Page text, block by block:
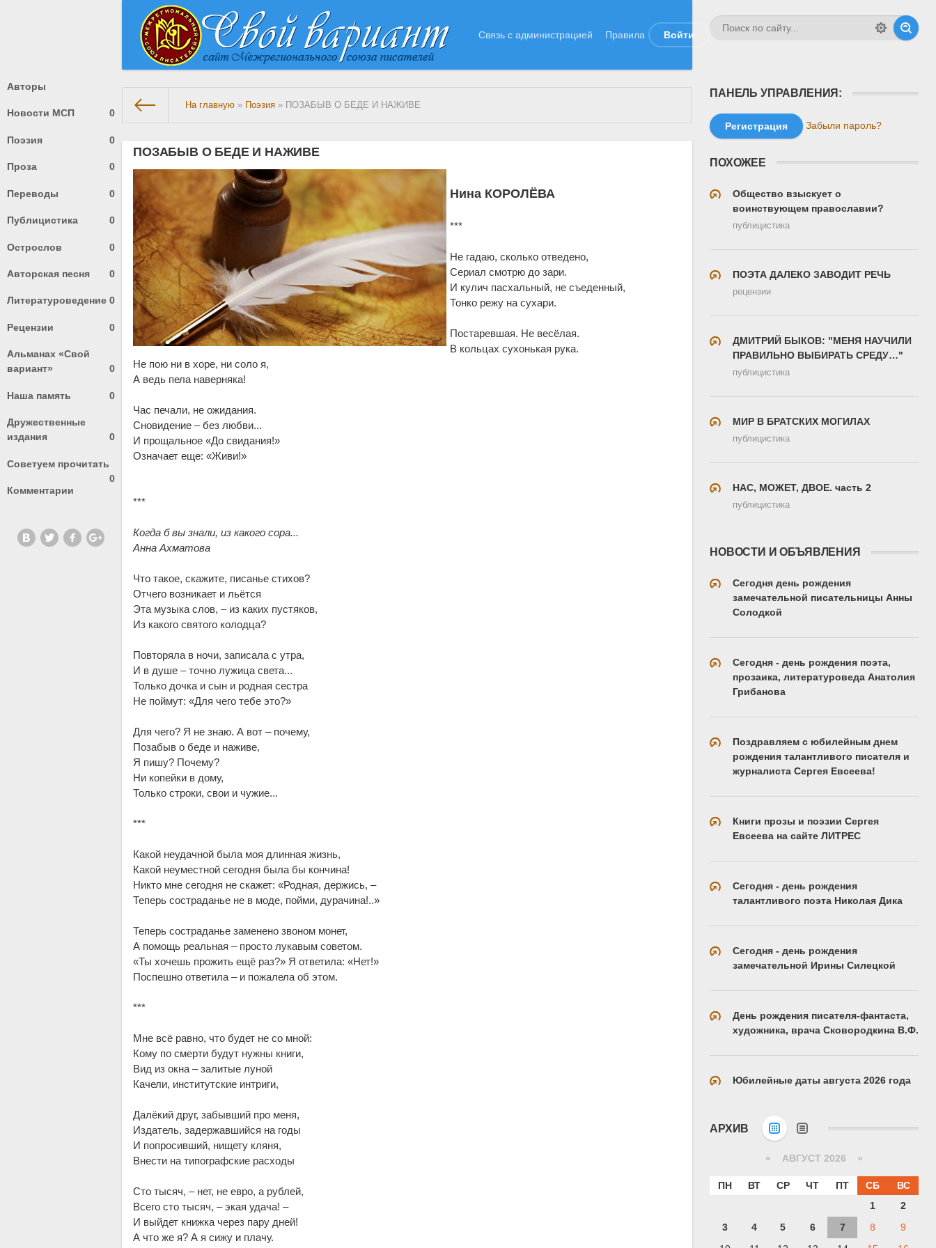
Связь с администрацией Правила Войти
Авторы
Новости МСП 0
Поэзия 0
Проза 0
Переводы 0
Публицистика 0
Острослов 0
Авторская песня 0
Литературоведение 0
Рецензии 0
Альманах «Свой
вариант»
0
Наша память 0
Дружественные
издания
0
Советуем прочитать
0
Комментарии
На главную » Поэзия » ПОЗАБЫВ О БЕДЕ И НАЖИВЕ
ПОЗАБЫВ О БЕДЕ И НАЖИВЕ
Нина КОРОЛЁВА
***
Не га­даю, сколь­ко от­ве­де­но,
Се­ри­ал смо­т­рю до за­ри.
И ку­лич па­с­халь­ный, не съе­ден­ный,
Тон­ко ре­жу на су­ха­ри.
По­ста­рев­шая. Не ве­сё­лая.
В коль­цах су­хонь­кая ру­ка.
Не пою ни в хо­ре, ни со­ло я,
А ведь пе­ла на­вер­ня­ка!
Час пе­ча­ли, не ожи­да­ния.
Сно­ви­де­ние – без люб­ви...
И про­щаль­ное «До сви­да­ния!»
Оз­на­ча­ет еще: «Жи­ви!»
***
Ког­да б вы зна­ли, из ка­ко­го со­ра...
Ан­на Ах­ма­то­ва
Что та­кое, ска­жи­те, пи­са­нье сти­хов?
От­че­го воз­ни­ка­ет и льёт­ся
Эта му­зы­ка слов, – из ка­ких пу­с­тя­ков,
Из ка­ко­го свя­то­го ко­лод­ца?
По­вто­ря­ла в но­чи, за­пи­са­ла с ут­ра,
И в ду­ше – точ­но лу­жи­ца све­та...
Толь­ко доч­ка и сын и род­ная се­с­т­ра
Не пой­мут: «Для че­го те­бе это?»
Для че­го? Я не знаю. А вот – по­че­му,
По­за­быв о бе­де и на­жи­ве,
Я пи­шу? По­че­му?
Ни ко­пей­ки в до­му,
Толь­ко стро­ки, свои и чу­жие...
***
Ка­кой не­удач­ной бы­ла моя длин­ная жизнь,
Ка­кой не­уме­ст­ной се­го­дня бы­ла бы кон­чи­на!
Ни­кто мне се­го­дня не ска­жет: «Род­ная, дер­жись, –
Те­перь со­ст­ра­да­нье не в мо­де, пой­ми, ду­ра­чи­на!..»
Те­перь со­ст­ра­да­нье за­ме­не­но зво­ном мо­нет,
А по­мощь ре­аль­ная – про­сто лу­ка­вым со­ве­том.
«Ты хо­чешь про­жить ещё раз?» Я от­ве­ти­ла: «Нет!»
По­спеш­но от­ве­ти­ла – и по­жа­ле­ла об этом.
***
Мне всё рав­но, что бу­дет не со мной:
Ко­му по смер­ти бу­дут нуж­ны кни­ги,
Вид из ок­на – за­ли­тые лу­ной
Ка­че­ли, ин­сти­тут­ские ин­три­ги,
Да­лё­кий друг, за­быв­ший про ме­ня,
Из­да­тель, за­дер­жав­ший­ся на го­ды
И по­про­сив­ший, ни­ще­ту кля­ня,
Вне­сти на ти­по­граф­ские рас­хо­ды
Сто ты­сяч, – нет, не ев­ро, а руб­лей,
Все­го сто ты­сяч, – экая уда­ча! –
И вый­дет книж­ка че­рез па­ру дней!
А что же я? А я си­жу и пла­чу.
ПАНЕЛЬ УПРАВЛЕНИЯ:
Регистрация Забыли пароль?
ПОХОЖЕЕ
Общество взыскует о
воинствующем православии?
публицистика
ПОЭТА ДАЛЕКО ЗАВОДИТ РЕЧЬ
рецензии
ДМИТРИЙ БЫКОВ: "МЕНЯ НАУЧИЛИ
ПРАВИЛЬНО ВЫБИРАТЬ СРЕДУ…"
публицистика
МИР В БРАТСКИХ МОГИЛАХ
публицистика
НАС, МОЖЕТ, ДВОЕ. часть 2
публицистика
НОВОСТИ И ОБЪЯВЛЕНИЯ
Сегодня день рождения
замечательной писательницы Анны
Солодкой
Сегодня - день рождения поэта,
прозаика, литературоведа Анатолия
Грибанова
Поздравляем с юбилейным днем
рождения талантливого писателя и
журналиста Сергея Евсеева!
Книги прозы и поэзии Сергея
Евсеева на сайте ЛИТРЕС
Сегодня - день рождения
талантливого поэта Николая Дика
Сегодня - день рождения
замечательной Ирины Силецкой
День рождения писателя-фантаста,
художника, врача Сковородкина В.Ф.
Юбилейные даты августа 2026 года
АРХИВ
« АВГУСТ 2026 »
ПН ВТ СР ЧТ ПТ СБ
ВС
1
2
3
4 5 6 7 8
9